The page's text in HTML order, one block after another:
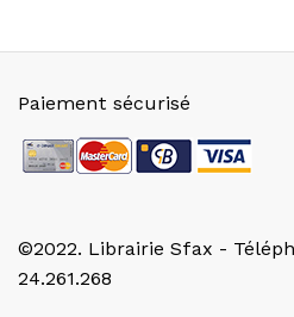
©2022. Librairie Sfax -
24.261.268
Paiement sécurisé